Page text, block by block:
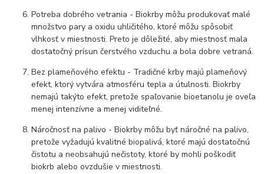
Potreba dobrého vetrania - Biokrby môžu produkovať malé
množstvo pary a oxidu uhličitého, ktoré môžu spôsobiť
vlhkosť v miestnosti. Preto je dôležité, aby miestnosť mala
dostatočný prísun čerstvého vzduchu a bola dobre vetraná.
Bez plameňového efektu - Tradičné krby majú plameňový
efekt, ktorý vytvára atmosféru tepla a útulnosti. Biokrby
nemajú takýto efekt, pretože spaľovanie bioetanolu je oveľa
menej intenzívne a menej viditeľné.
Náročnosť na palivo - Biokrby môžu byť náročné na palivo,
pretože vyžadujú kvalitné biopalivá, ktoré majú dostatočnú
čistotu a neobsahujú nečistoty, ktoré by mohli poškodiť
biokrb alebo ovzdušie v miestnosti.